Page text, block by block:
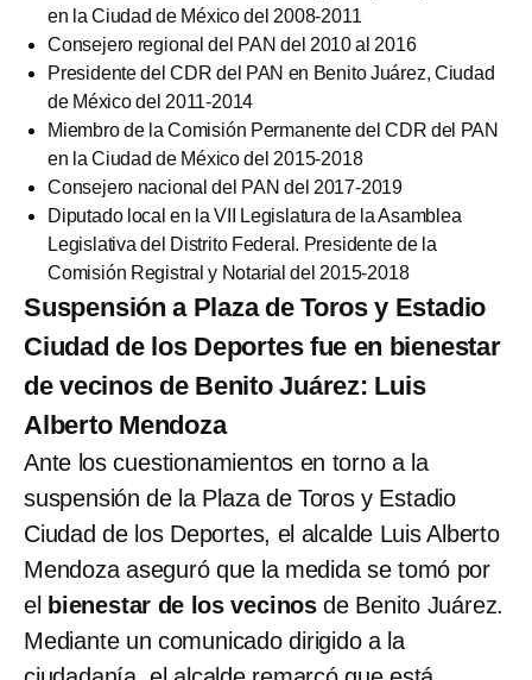
en la Ciudad de México del 2008-2011
Consejero regional del PAN del 2010 al 2016
Presidente del CDR del PAN en Benito Juárez, Ciudad
de México del 2011-2014
Miembro de la Comisión Permanente del CDR del PAN
en la Ciudad de México del 2015-2018
Consejero nacional del PAN del 2017-2019
Diputado local en la VII Legislatura de la Asamblea
Legislativa del Distrito Federal. Presidente de la
Comisión Registral y Notarial del 2015-2018
Suspensión a Plaza de Toros y Estadio
Ciudad de los Deportes fue en bienestar
de vecinos de Benito Juárez: Luis
Alberto Mendoza
Ante los cuestionamientos en torno a la
suspensión de la Plaza de Toros y Estadio
Ciudad de los Deportes, el alcalde Luis Alberto
Mendoza aseguró que la medida se tomó por
el bienestar de los vecinos de Benito Juárez.
Mediante un comunicado dirigido a la